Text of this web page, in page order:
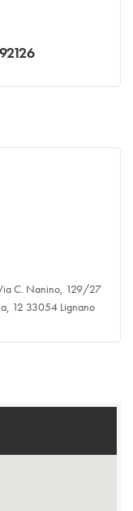
C. Nanino, 129/27
12 33054 Lignano